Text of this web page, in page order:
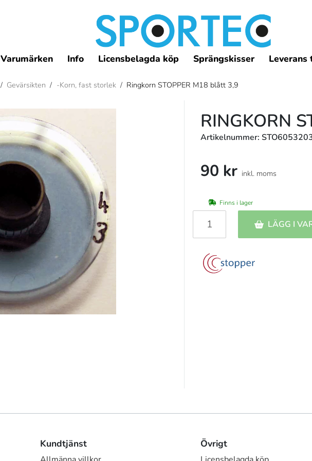
Varumärken Info Licensbelagda köp Sprängskisser
/ Gevärsikten / -Korn, fast storlek / Ringkorn STOPPER M18 blått 3,9
RINGKORN
Artikelnummer:
90 kr inkl. moms
Finns i lager
LÄGG I
Kundtjänst Övrigt